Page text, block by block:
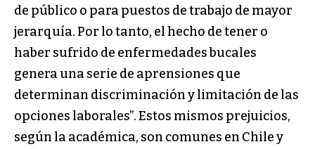
de público o para puestos de trabajo de mayor
jerarquía. Por lo tanto, el hecho de tener o
haber sufrido de enfermedades bucales
genera una serie de aprensiones que
determinan discriminación y limitación de las
opciones laborales”. Estos mismos prejuicios,
según la académica, son comunes en Chile y